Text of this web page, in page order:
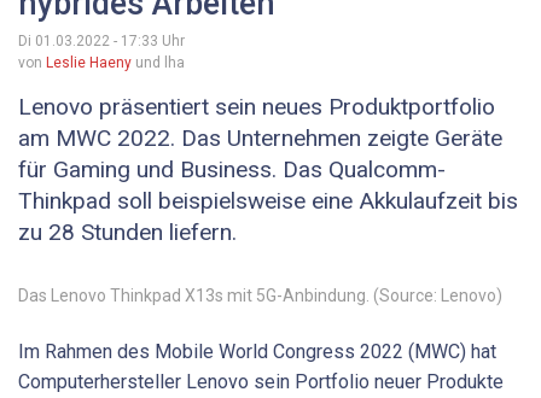
Di 01.03.2022 - 17:33 Uhr
von Leslie Haeny und lha
Lenovo präsentiert sein neues Produktportfolio
am MWC 2022. Das Unternehmen zeigte Geräte
für Gaming und Business. Das Qualcomm-
Thinkpad soll beispielsweise eine Akkulaufzeit bis
zu 28 Stunden liefern.
Das Lenovo Thinkpad X13s mit 5G-Anbindung. (Source: Lenovo)
Im Rahmen des Mobile World Congress 2022 (MWC) hat
Computerhersteller Lenovo sein Portfolio neuer Produkte